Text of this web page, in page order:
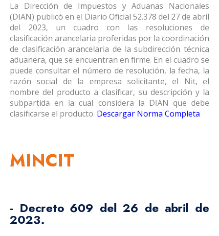
La Dirección de Impuestos y Aduanas Nacionales
(DIAN) publicó en el Diario Oficial 52.378 del 27 de abril
del 2023, un cuadro con las resoluciones de
clasificación arancelaria proferidas por la coordinación
de clasificación arancelaria de la subdirección técnica
aduanera, que se encuentran en firme. En el cuadro se
puede consultar el número de resolución, la fecha, la
razón social de la empresa solicitante, el Nit, el
nombre del producto a clasificar, su descripción y la
subpartida en la cual considera la DIAN que debe
clasificarse el producto. Descargar Norma Completa
MINCIT
- Decreto 609 del 26 de abril de
2023.